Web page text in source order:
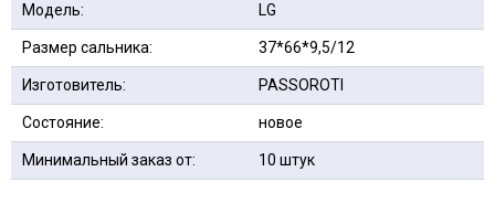
Модель: LG
Размер сальника: 37*66*9,5/12
Изготовитель: PASSOROTI
Состояние: новое
Минимальный заказ от: 10 штук